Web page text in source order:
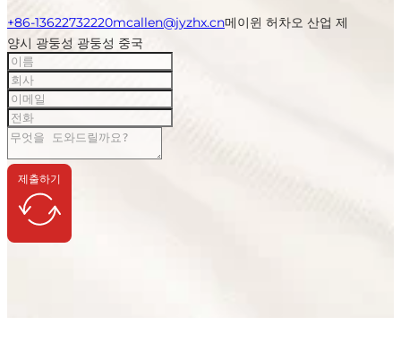
+86-13622732220mcallen@jyzhx.cn메이윈 허차오 산업 제
양시 광둥성 광둥성 중국
제출하기